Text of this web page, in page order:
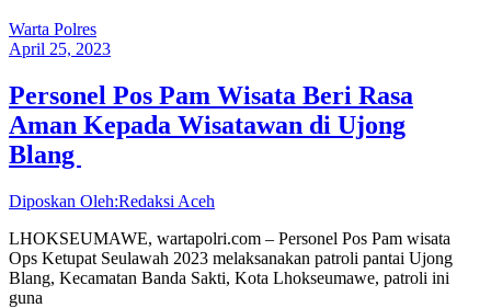
Warta Polres
April 25, 2023
Personel Pos Pam Wisata Beri Rasa
Aman Kepada Wisatawan di Ujong
Blang
Diposkan Oleh:Redaksi Aceh
LHOKSEUMAWE, wartapolri.com – Personel Pos Pam wisata
Ops Ketupat Seulawah 2023 melaksanakan patroli pantai Ujong
Blang, Kecamatan Banda Sakti, Kota Lhokseumawe, patroli ini
guna